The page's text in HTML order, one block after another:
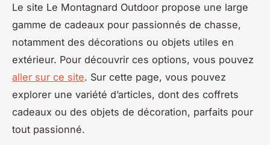
Le site Le Montagnard Outdoor propose une large
gamme de cadeaux pour passionnés de chasse,
notamment des décorations ou objets utiles en
extérieur. Pour découvrir ces options, vous pouvez
aller sur ce site. Sur cette page, vous pouvez
explorer une variété d’articles, dont des coffrets
cadeaux ou des objets de décoration, parfaits pour
tout passionné.